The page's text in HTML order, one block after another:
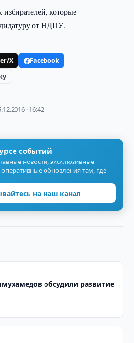
которые
от НДПУ.
X
Facebook
· 16:42
событий
новости, эксклюзивные
обновления там, где
на наш канал
обсудили развитие